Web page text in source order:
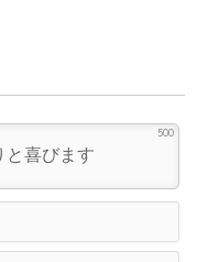
500
ま